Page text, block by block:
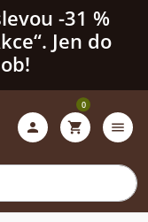
-31 %
Jen do
 shopping_cart
0
menu